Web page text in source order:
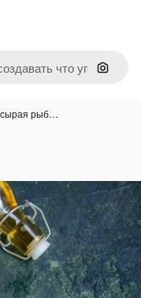
Поиск
сырая рыб…